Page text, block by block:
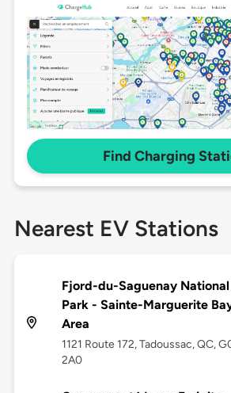
Find Charging
Nearest EV Stations
Fjord-du-Saguenay National
Park - Sainte-Marguerite
Area
1121 Route 172, Tadoussac, QC,
2A0